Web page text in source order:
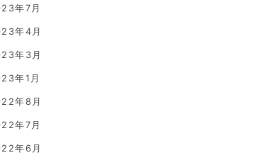
年7月
年4月
年3月
年1月
年8月
年7月
年6月